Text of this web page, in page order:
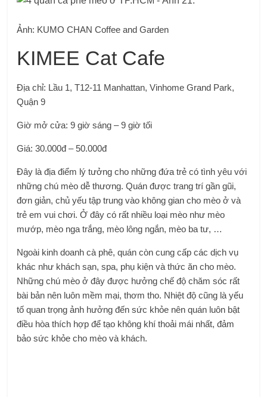
Ảnh: KUMO CHAN Coffee and Garden
KIMEE Cat Cafe
Địa chỉ: Lầu 1, T12-11 Manhattan, Vinhome Grand Park,
Quận 9
Giờ mở cửa: 9 giờ sáng – 9 giờ tối
Giá: 30.000đ – 50.000đ
Đây là địa điểm lý tưởng cho những đứa trẻ có tình yêu với
những chú mèo dễ thương. Quán được trang trí gần gũi,
đơn giản, chủ yếu tập trung vào không gian cho mèo ở và
trẻ em vui chơi. Ở đây có rất nhiều loại mèo như mèo
mướp, mèo nga trắng, mèo lông ngắn, mèo ba tư, …
Ngoài kinh doanh cà phê, quán còn cung cấp các dịch vụ
khác như khách sạn, spa, phụ kiện và thức ăn cho mèo.
Những chú mèo ở đây được hưởng chế độ chăm sóc rất
bài bản nên luôn mềm mại, thơm tho. Nhiệt độ cũng là yếu
tố quan trọng ảnh hưởng đến sức khỏe nên quán luôn bật
điều hòa thích hợp để tạo không khí thoải mái nhất, đảm
bảo sức khỏe cho mèo và khách.